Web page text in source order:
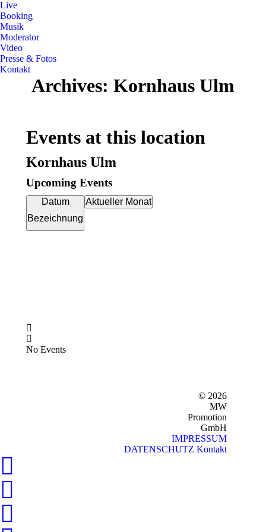
Live
Booking
Musik
Moderator
Video
Presse & Fotos
Kontakt
Archives: Kornhaus Ulm
Events at this location
Kornhaus Ulm
Upcoming Events
Datum
Bezeichnung
Aktueller Monat
No Events
© 2026
MW
Promotion
GmbH
IMPRESSUM
DATENSCHUTZ Kontakt